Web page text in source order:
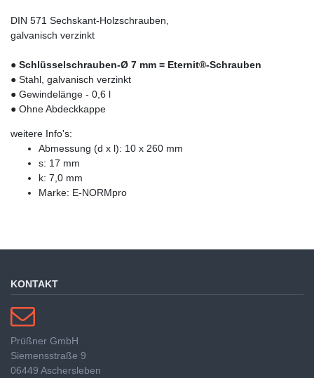
DIN 571 Sechskant-Holzschrauben,
galvanisch verzinkt
● Schlüsselschrauben-Ø 7 mm = Eternit®-Schrauben
● Stahl, galvanisch verzinkt
● Gewindelänge - 0,6 l
● Ohne Abdeckkappe
weitere Info's:
Abmessung (d x l): 10 x 260 mm
s: 17 mm
k: 7,0 mm
Marke: E-NORMpro
KONTAKT
Prüßner GmbH
Siemensstraße 9
06449 Aschersleben